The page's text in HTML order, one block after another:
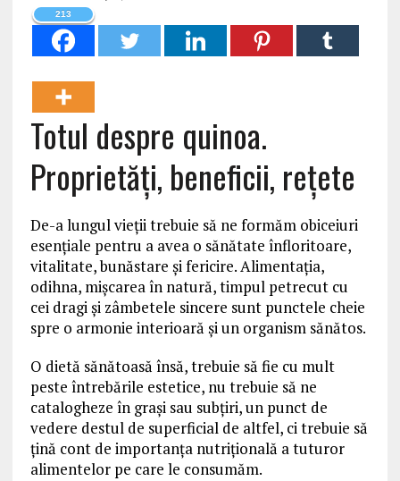
213
Totul despre quinoa.
Proprietăți, beneficii, rețete
De-a lungul vieții trebuie să ne formăm obiceiuri
esențiale pentru a avea o sănătate înfloritoare,
vitalitate, bunăstare și fericire. Alimentația,
odihna, mișcarea în natură, timpul petrecut cu
cei dragi și zâmbetele sincere sunt punctele cheie
spre o armonie interioară și un organism sănătos.
O dietă sănătoasă însă, trebuie să fie cu mult
peste întrebările estetice, nu trebuie să ne
catalogheze în grași sau subțiri, un punct de
vedere destul de superficial de altfel, ci trebuie să
țină cont de importanța nutrițională a tuturor
alimentelor pe care le consumăm.